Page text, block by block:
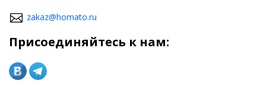
zakaz@homato.ru
Присоединяйтесь к нам: